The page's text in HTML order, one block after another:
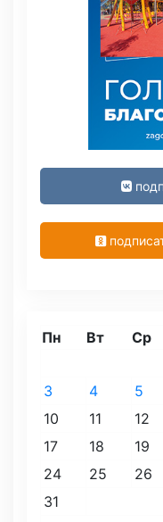
Пн Вт Ср
3
4 5
10
11 12
17
18 19
24
25 26
31